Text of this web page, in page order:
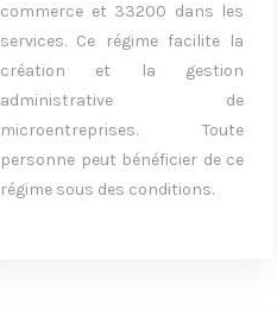
commerce et 33200 dans les
services. Ce régime facilite la
création et la gestion
administrative de
microentreprises. Toute
personne peut bénéficier de ce
régime sous des conditions.